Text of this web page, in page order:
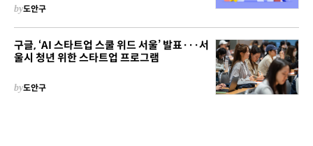
by도안구
구글, ‘AI 스타트업 스쿨 위드 서울’ 발표···서
울시 청년 위한 스타트업 프로그램
by도안구